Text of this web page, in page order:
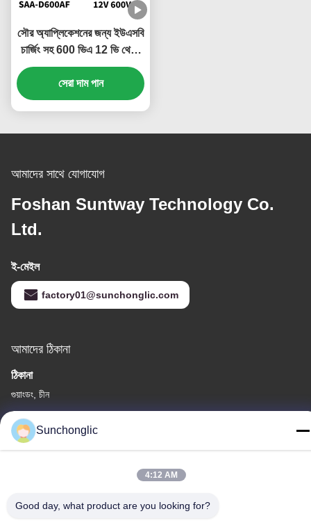
সৌর অ্যাপ্লিকেশনের জন্য ইউএসবি
চার্জিং সহ 600 ভিএ 12 ভি থেকে
220 ভি সংশোধিত সাইন ওয়েভ
পাওয়ার ইনভার্টার
সেরা দাম পান
আমাদের সাথে যোগাযোগ
Foshan Suntway Technology Co.
Ltd.
ই-মেইল
factory01@sunchonglic.com
আমাদের ঠিকানা
ঠিকানা
গুয়াংডং, চীন
টেলিফোন
86--13711271181
Sunchonglic
4:12 AM
Good day, what product are you looking for?